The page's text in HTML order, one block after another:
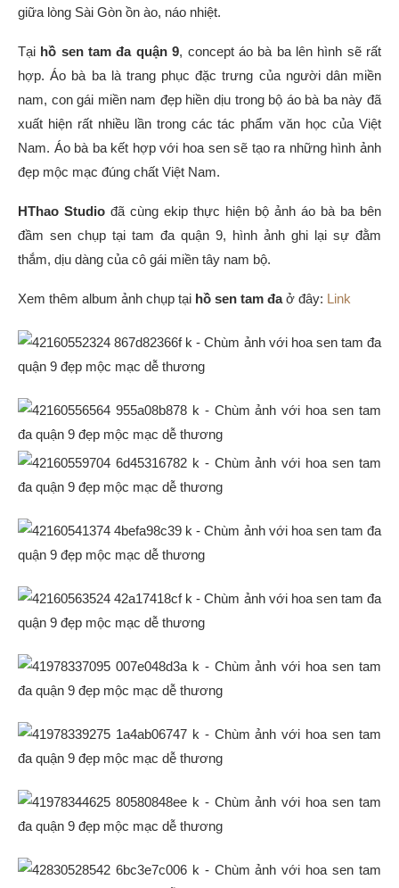
giữa lòng Sài Gòn ồn ào, náo nhiệt.
Tại hồ sen tam đa quận 9, concept áo bà ba lên hình sẽ rất
hợp. Áo bà ba là trang phục đặc trưng của người dân miền
nam, con gái miền nam đẹp hiền dịu trong bộ áo bà ba này đã
xuất hiện rất nhiều lần trong các tác phẩm văn học của Việt
Nam. Áo bà ba kết hợp với hoa sen sẽ tạo ra những hình ảnh
đẹp mộc mạc đúng chất Việt Nam.
HThao Studio đã cùng ekip thực hiện bộ ảnh áo bà ba bên
đầm sen chụp tại tam đa quận 9, hình ảnh ghi lại sự đằm
thắm, dịu dàng của cô gái miền tây nam bộ.
Xem thêm album ảnh chụp tại hồ sen tam đaở đây: Link